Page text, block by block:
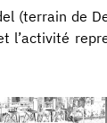
(terrain de
l’activité